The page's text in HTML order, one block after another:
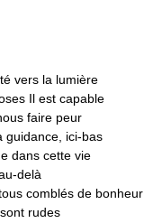
vers la lumière
Il est capable
faire peur
guidance, ici-bas
dans cette vie
delà
comblés de bonheur
rudes